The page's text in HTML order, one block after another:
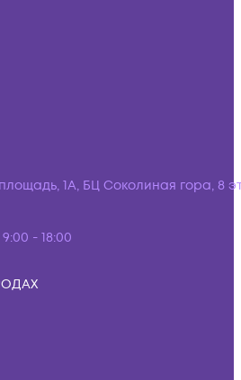
1А, БЦ Соколиная гора, 8
- 18:00